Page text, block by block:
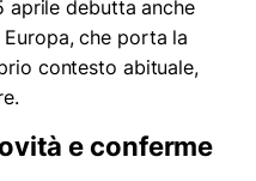
aprile debutta anche
che porta la
contesto abituale,
e conferme